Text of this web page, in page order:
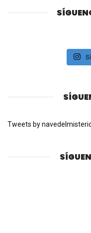
Tweets by